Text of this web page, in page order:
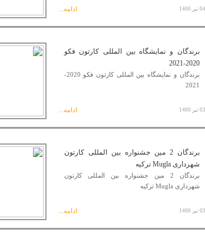
04 تیر 1400 ادامه...
برندگان و نمایشگاه بین المللی کارتون فکو
2020-2021
برندگان و نمایشگاه بین المللی کارتون فکو 2020-
2021
03 تیر 1400 ادامه...
برندگان 2 مین جشنواره بین المللی کارتون
شهرداری Mugla ترکیه
برندگان 2 مین جشنواره بین المللی کارتون
شهرداری Mugla ترکیه
03 تیر 1400 ادامه...